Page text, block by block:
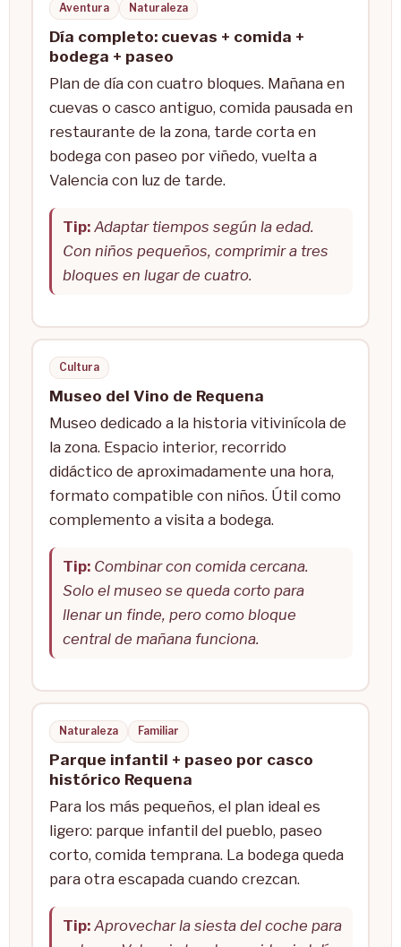
Aventura Naturaleza
Día completo: cuevas + comida +
bodega + paseo
Plan de día con cuatro bloques. Mañana en
cuevas o casco antiguo, comida pausada en
restaurante de la zona, tarde corta en
bodega con paseo por viñedo, vuelta a
Valencia con luz de tarde.
Tip:Adaptar tiempos según la edad.
Con niños pequeños, comprimir a tres
bloques en lugar de cuatro.
Cultura
Museo del Vino de Requena
Museo dedicado a la historia vitivinícola de
la zona. Espacio interior, recorrido
didáctico de aproximadamente una hora,
formato compatible con niños. Útil como
complemento a visita a bodega.
Tip:Combinar con comida cercana.
Solo el museo se queda corto para
llenar un finde, pero como bloque
central de mañana funciona.
Naturaleza Familiar
Parque infantil + paseo por casco
histórico Requena
Para los más pequeños, el plan ideal es
ligero: parque infantil del pueblo, paseo
corto, comida temprana. La bodega queda
para otra escapada cuando crezcan.
Tip:Aprovechar la siesta del coche para